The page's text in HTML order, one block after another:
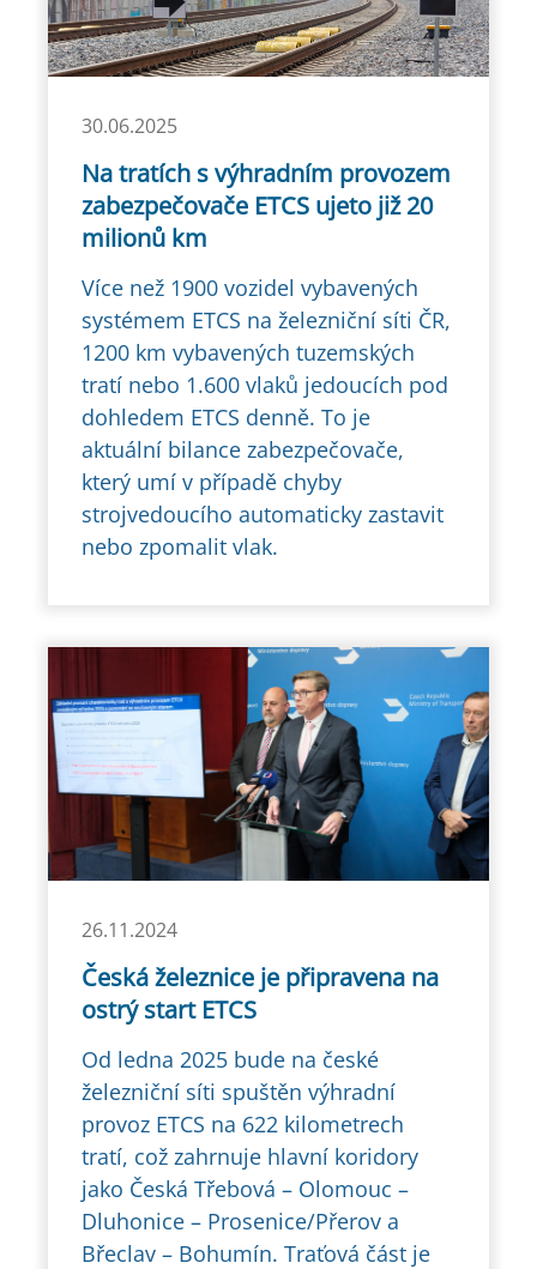
30.06.2025
Na tratích s výhradním provozem
zabezpečovače ETCS ujeto již 20
milionů km
Více než 1900 vozidel vybavených
systémem ETCS na železniční síti ČR,
1200 km vybavených tuzemských
tratí nebo 1.600 vlaků jedoucích pod
dohledem ETCS denně. To je
aktuální bilance zabezpečovače,
který umí v případě chyby
strojvedoucího automaticky zastavit
nebo zpomalit vlak.
26.11.2024
Česká železnice je připravena na
ostrý start ETCS
Od ledna 2025 bude na české
železniční síti spuštěn výhradní
provoz ETCS na 622 kilometrech
tratí, což zahrnuje hlavní koridory
jako Česká Třebová – Olomouc –
Dluhonice – Prosenice/Přerov a
Břeclav – Bohumín. Traťová část je